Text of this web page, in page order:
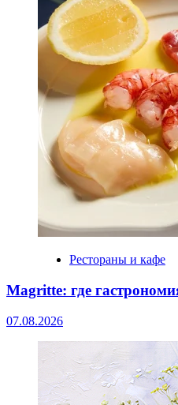
Рестораны и кафе
Magritte: где
07.08.2026